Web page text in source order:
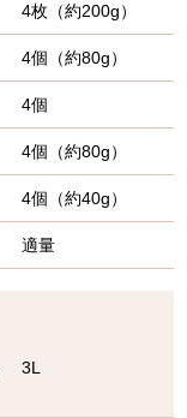
4枚（約200g）
4個（約80g）
4個
4個（約80g）
4個（約40g）
適量
3L